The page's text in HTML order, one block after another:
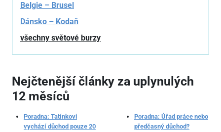
Belgie – Brusel
Dánsko – Kodaň
všechny světové burzy
Nejčtenější články za uplynulých
12 měsíců
Poradna: Tatínkovi
vychází důchod pouze 20
Poradna: Úřad práce nebo
předčasný důchod?